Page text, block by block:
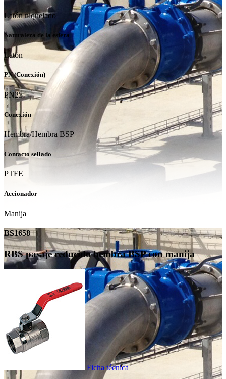
Latón niquelado
Naturaleza de la esfera
Latón
PN (Conexión)
PN25
Conexión
Hembra/Hembra BSP
Contacto sellado
PTFE
Accionador
Manija
BS1658
RBS pasaje reducido hembra BSP con manija
Ficha técnica